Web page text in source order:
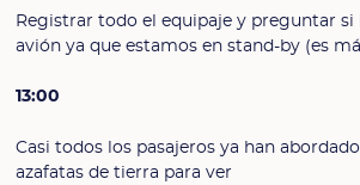
Registrar todo el equipaje y preguntar si
avión ya que estamos en stand-by (es
13:00
Casi todos los pasajeros ya han
azafatas de tierra para ver